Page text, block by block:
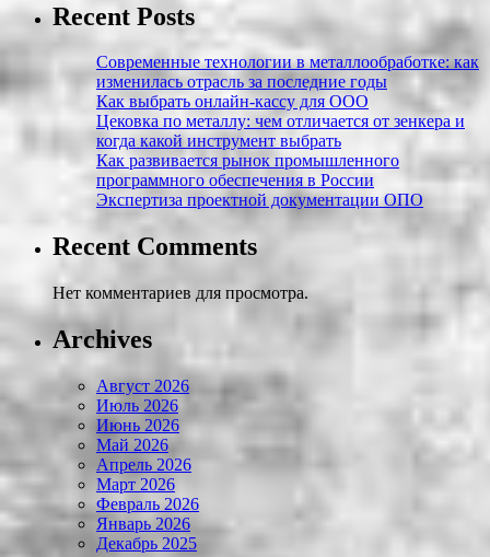
Recent Posts
Современные технологии в металлообработке: как
изменилась отрасль за последние годы
Как выбрать онлайн-кассу для ООО
Цековка по металлу: чем отличается от зенкера и
когда какой инструмент выбрать
Как развивается рынок промышленного
программного обеспечения в России
Экспертиза проектной документации ОПО
Recent Comments
Нет комментариев для просмотра.
Archives
Август 2026
Июль 2026
Июнь 2026
Май 2026
Апрель 2026
Март 2026
Февраль 2026
Январь 2026
Декабрь 2025